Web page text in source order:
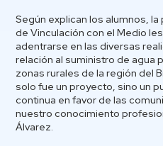
Según explican los alumnos,
de Vinculación con el Medio
adentrarse en las diversas
relación al suministro de agua
zonas rurales de la región del
solo fue un proyecto, sino un
continua en favor de las
nuestro conocimiento
Álvarez.